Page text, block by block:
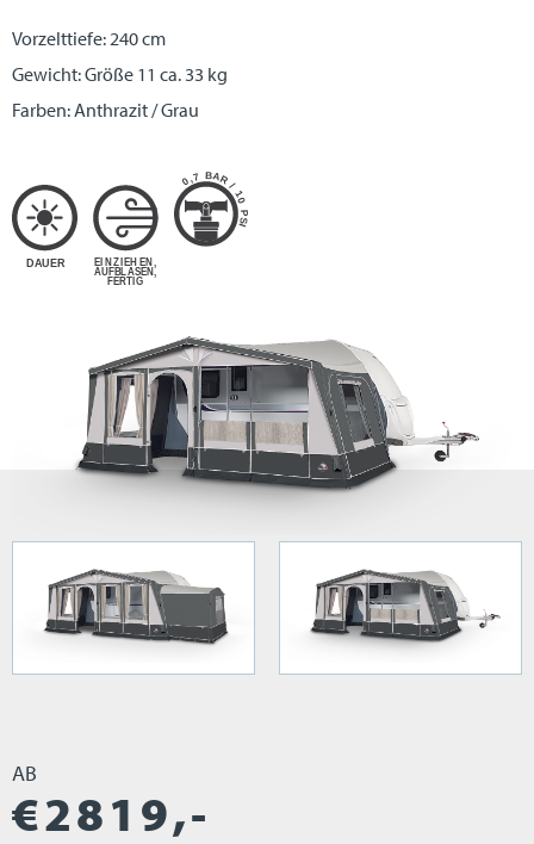
Vorzelttiefe: 240 cm
Gewicht: Größe 11 ca. 33 kg
Farben: Anthrazit / Grau
AB
€2819,-